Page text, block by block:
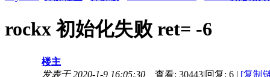
rockx 初始化失败 ret= -6
楼主
发表于 2020-1-9 16:05:30
查看: 30443|回复: 6 | [复制